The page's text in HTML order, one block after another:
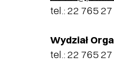
tel.: 22 765
Wydział
tel.: 22 765